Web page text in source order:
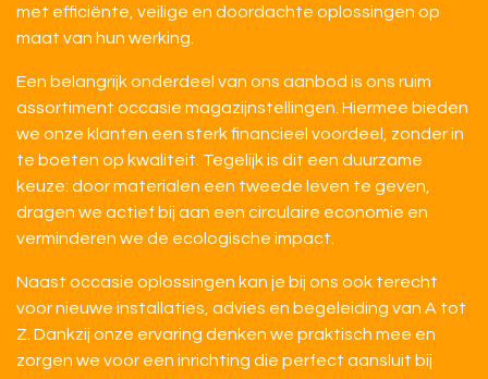
met efficiënte, veilige en doordachte oplossingen op
maat van hun werking.
Een belangrijk onderdeel van ons aanbod is ons ruim
assortiment occasie magazijnstellingen. Hiermee bieden
we onze klanten een sterk financieel voordeel, zonder in
te boeten op kwaliteit. Tegelijk is dit een duurzame
keuze: door materialen een tweede leven te geven,
dragen we actief bij aan een circulaire economie en
verminderen we de ecologische impact.
Naast occasie oplossingen kan je bij ons ook terecht
voor nieuwe installaties, advies en begeleiding van A tot
Z. Dankzij onze ervaring denken we praktisch mee en
zorgen we voor een inrichting die perfect aansluit bij